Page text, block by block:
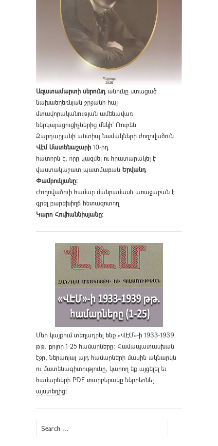
Ազատամարտի սերունդանունը ստացած
նախաեղեռնյան շրջանի հայ
մտավորականության ամենավառ
ներկայացուցիչներից մեկի՝ Ռուբեն
Զարդարյանի անտիպ նամակների ժողովածուն
Վէմ Մատենաշարի 10-րդ
հատորն է, որը կազմել ու հրատարակել է
վաստակաշատ պատմաբան Երվանդ
Փամբուկյանը։
Ժողովածուի համար մանրամասն առաջաբան է
գրել բարեխիղճ հետազոտող
Կարո Հովհաննիսյանը։
Մեր կայքում տեղադրել ենք «ՎԷՄ»-ի 1933-1939
թթ. բոլոր 1-25 համարները։ Համապատասխան
էջը, ներառյալ այդ համարների մասին ակնարկն
ու մատենագիտությունը, կարող եք այցելել եւ
համարների PDF տարբերակը ներբեռնել
այստեղից։
Search
for: